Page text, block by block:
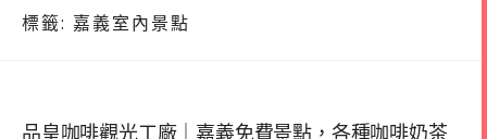
標籤: 嘉義室內景點
品皇咖啡觀光工廠｜嘉義免費景點，各種咖啡奶茶